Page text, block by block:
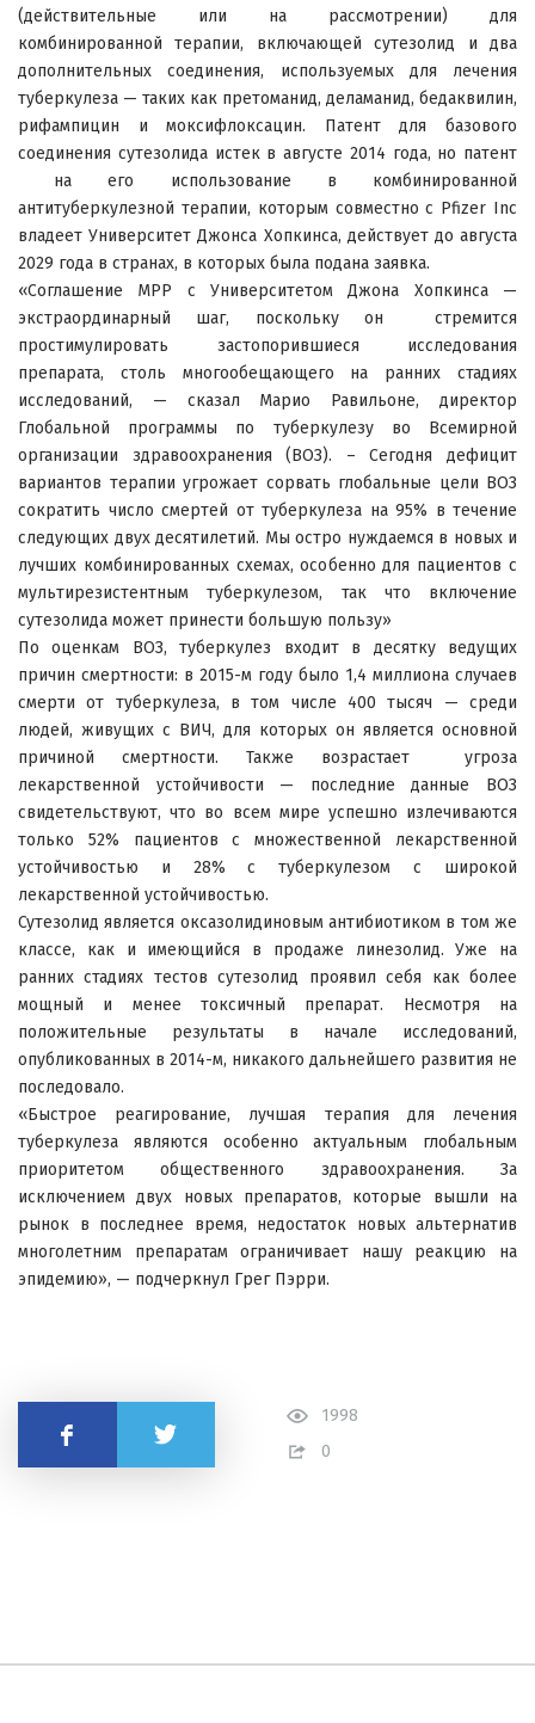
(действительные или на рассмотрении) для
комбинированной терапии, включающей сутезолид и два
дополнительных соединения, используемых для лечения
туберкулеза — таких как претоманид, деламанид, бедаквилин,
рифампицин и моксифлоксацин. Патент для базового
соединения сутезолида истек в августе 2014 года, но патент
на его использование в комбинированной
антитуберкулезной терапии, которым совместно с Pfizer Inc
владеет Университет Джонса Хопкинса, действует до августа
2029 года в странах, в которых была подана заявка.
«Соглашение MPP с Университетом Джона Хопкинса —
экстраординарный шаг, поскольку он стремится
простимулировать застопорившиеся исследования
препарата, столь многообещающего на ранних стадиях
исследований, — сказал Марио Равильоне, директор
Глобальной программы по туберкулезу во Всемирной
организации здравоохранения (ВОЗ). – Сегодня дефицит
вариантов терапии угрожает сорвать глобальные цели ВОЗ
сократить число смертей от туберкулеза на 95% в течение
следующих двух десятилетий. Мы остро нуждаемся в новых и
лучших комбинированных схемах, особенно для пациентов с
мультирезистентным туберкулезом, так что включение
сутезолида может принести большую пользу»
По оценкам ВОЗ, туберкулез входит в десятку ведущих
причин смертности: в 2015-м году было 1,4 миллиона случаев
смерти от туберкулеза, в том числе 400 тысяч — среди
людей, живущих с ВИЧ, для которых он является основной
причиной смертности. Также возрастает угроза
лекарственной устойчивости — последние данные ВОЗ
свидетельствуют, что во всем мире успешно излечиваются
только 52% пациентов с множественной лекарственной
устойчивостью и 28% с туберкулезом с широкой
лекарственной устойчивостью.
Сутезолид является оксазолидиновым антибиотиком в том же
классе, как и имеющийся в продаже линезолид. Уже на
ранних стадиях тестов сутезолид проявил себя как более
мощный и менее токсичный препарат. Несмотря на
положительные результаты в начале исследований,
опубликованных в 2014-м, никакого дальнейшего развития не
последовало.
«Быстрое реагирование, лучшая терапия для лечения
туберкулеза являются особенно актуальным глобальным
приоритетом общественного здравоохранения. За
исключением двух новых препаратов, которые вышли на
рынок в последнее время, недостаток новых альтернатив
многолетним препаратам ограничивает нашу реакцию на
эпидемию», — подчеркнул Грег Пэрри.
1998
0
Поделиться